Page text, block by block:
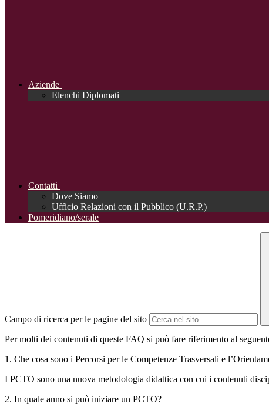
Aziende
Elenchi Diplomati
Contatti
Dove Siamo
Ufficio Relazioni con il Pubblico (U.R.P.)
Pomeridiano/serale
Campo di ricerca per le pagine del sito
Per molti dei contenuti di queste FAQ si può fare riferimento al
1. Che cosa sono i Percorsi per le Competenze Trasversali e
I PCTO sono una nuova metodologia didattica con cui i contenuti
2. In quale anno si può iniziare un PCTO?